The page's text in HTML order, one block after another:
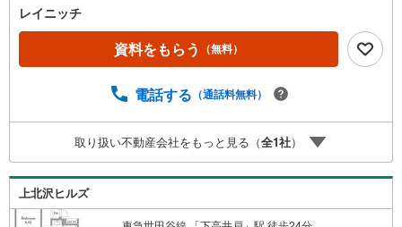
2月済）】新品キッチン交換、温水洗浄便座設置、シャワー
ルーム設置、CF張替、壁クロス張替、室内洗濯機置き場設
置、新品エアコン交換、カーテンレール交換、クローゼッ
ト新設
レイニッチ
資料をもらう （無料）
電話する （通話料無料）
取り扱い不動産会社をもっと見る（全1社）
上北沢ヒルズ